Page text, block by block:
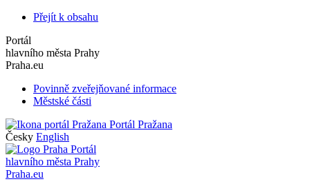
Přejít k obsahu
Portál
hlavního města Prahy
Praha.eu
Povinně zveřejňované informace
Městské části
Portál Pražana
Česky English
Portál
hlavního města Prahy
Praha.eu